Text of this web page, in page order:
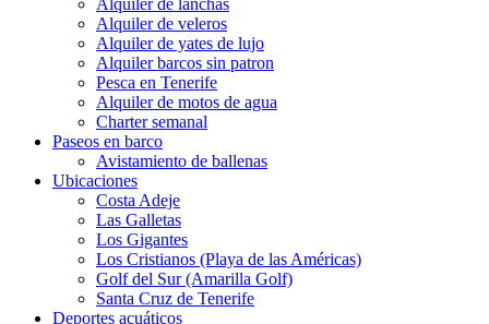
Alquiler de lanchas
Alquiler de veleros
Alquiler de yates de lujo
Alquiler barcos sin patron
Pesca en Tenerife
Alquiler de motos de agua
Charter semanal
Paseos en barco
Avistamiento de ballenas
Ubicaciones
Costa Adeje
Las Galletas
Los Gigantes
Los Cristianos (Playa de las Américas)
Golf del Sur (Amarilla Golf)
Santa Cruz de Tenerife
Deportes acuáticos